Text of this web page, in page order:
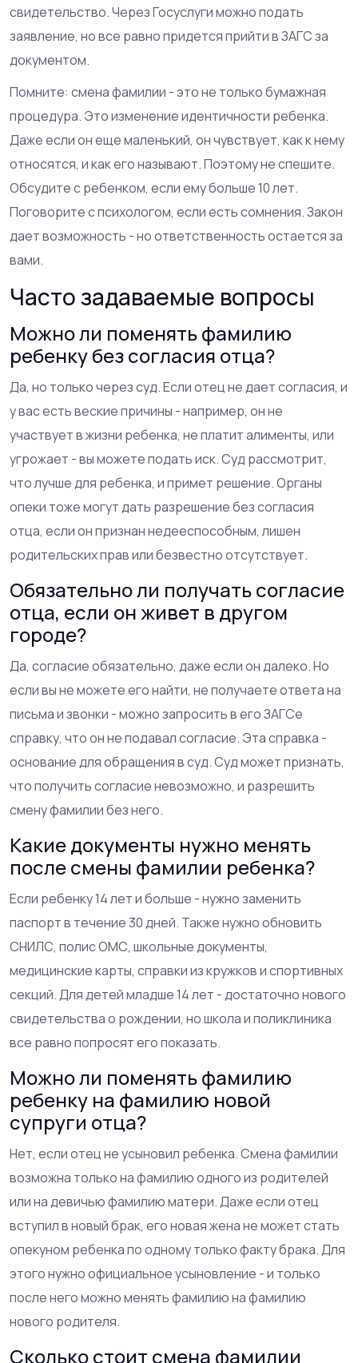
свидетельство. Через Госуслуги можно подать
заявление, но все равно придется прийти в ЗАГС за
документом.
Помните: смена фамилии - это не только бумажная
процедура. Это изменение идентичности ребенка.
Даже если он еще маленький, он чувствует, как к нему
относятся, и как его называют. Поэтому не спешите.
Обсудите с ребенком, если ему больше 10 лет.
Поговорите с психологом, если есть сомнения. Закон
дает возможность - но ответственность остается за
вами.
Часто задаваемые вопросы
Можно ли поменять фамилию
ребенку без согласия отца?
Да, но только через суд. Если отец не дает согласия, и
у вас есть веские причины - например, он не
участвует в жизни ребенка, не платит алименты, или
угрожает - вы можете подать иск. Суд рассмотрит,
что лучше для ребенка, и примет решение. Органы
опеки тоже могут дать разрешение без согласия
отца, если он признан недееспособным, лишен
родительских прав или безвестно отсутствует.
Обязательно ли получать согласие
отца, если он живет в другом
городе?
Да, согласие обязательно, даже если он далеко. Но
если вы не можете его найти, не получаете ответа на
письма и звонки - можно запросить в его ЗАГСе
справку, что он не подавал согласие. Эта справка -
основание для обращения в суд. Суд может признать,
что получить согласие невозможно, и разрешить
смену фамилии без него.
Какие документы нужно менять
после смены фамилии ребенка?
Если ребенку 14 лет и больше - нужно заменить
паспорт в течение 30 дней. Также нужно обновить
СНИЛС, полис ОМС, школьные документы,
медицинские карты, справки из кружков и спортивных
секций. Для детей младше 14 лет - достаточно нового
свидетельства о рождении, но школа и поликлиника
все равно попросят его показать.
Можно ли поменять фамилию
ребенку на фамилию новой
супруги отца?
Нет, если отец не усыновил ребенка. Смена фамилии
возможна только на фамилию одного из родителей
или на девичью фамилию матери. Даже если отец
вступил в новый брак, его новая жена не может стать
опекуном ребенка по одному только факту брака. Для
этого нужно официальное усыновление - и только
после него можно менять фамилию на фамилию
нового родителя.
Сколько стоит смена фамилии